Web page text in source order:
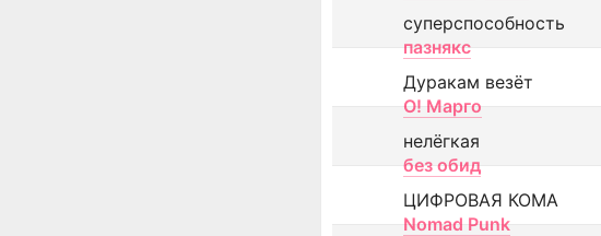
суперспособность
пазнякс
Дуракам везёт
О! Марго
нелёгкая
без обид
ЦИФРОВАЯ КОМА
Nomad Punk